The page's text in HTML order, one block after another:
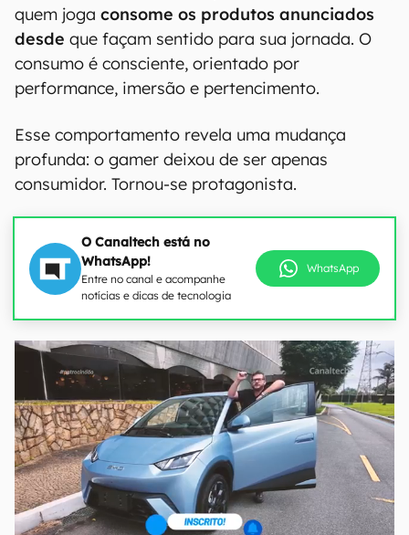
quem joga consome os produtos anunciados
desde que façam sentido para sua jornada. O
consumo é consciente, orientado por
performance, imersão e pertencimento.
Esse comportamento revela uma mudança
profunda: o gamer deixou de ser apenas
consumidor. Tornou-se protagonista.
O Canaltech está no
WhatsApp!
Entre no canal e acompanhe
notícias e dicas de tecnologia
WhatsApp